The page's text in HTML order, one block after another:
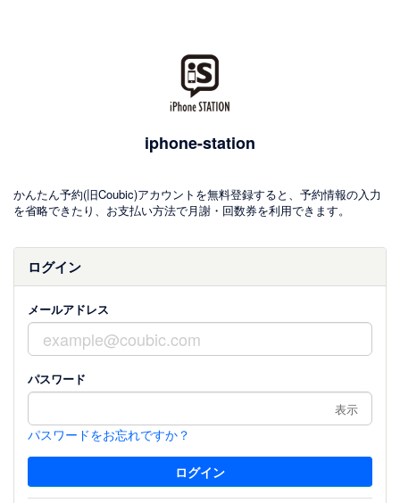
iphone-station
かんたん予約(旧Coubic)アカウントを無料登録すると、予約情報の入力
を省略できたり、お支払い方法で月謝・回数券を利用できます。
ログイン
メールアドレス
パスワード
表示
パスワードをお忘れですか？